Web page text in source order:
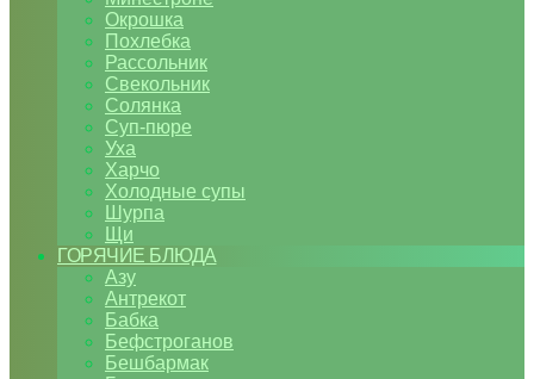
Окрошка
Похлебка
Рассольник
Свекольник
Солянка
Суп-пюре
Уха
Харчо
Холодные супы
Шурпа
Щи
ГОРЯЧИЕ БЛЮДА
Азу
Антрекот
Бабка
Бефстроганов
Бешбармак